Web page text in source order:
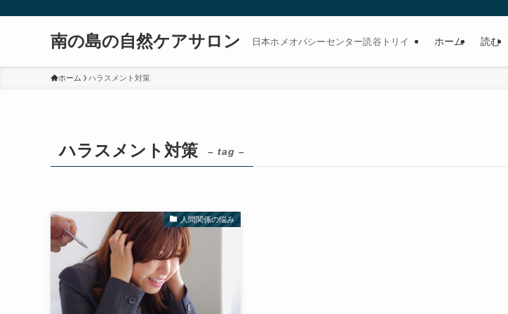
南の島の自然ケアサロン 日本ホメオパシーセンター読谷トリイ ホーム 読む
ホーム ハラスメント対策
ハラスメント対策 – tag –
人間関係の悩み